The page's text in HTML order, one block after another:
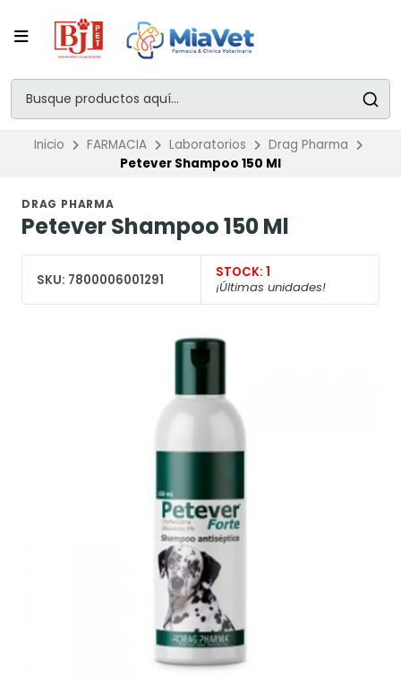
Inicio FARMACIA Laboratorios
Drag Pharma
Petever Shampoo 150 Ml
DRAG PHARMA
Petever Shampoo 150 Ml
SKU: 7800006001291 STOCK: 1
¡Últimas unidades!